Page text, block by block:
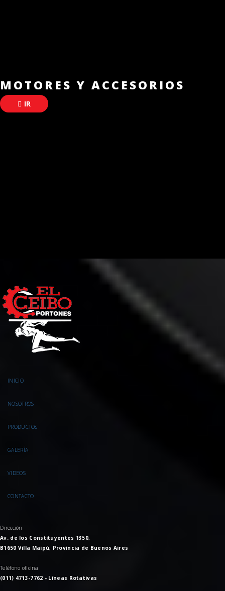
MOTORES Y ACCESORIOS
IR
INICIO
NOSOTROS
PRODUCTOS
GALERÍA
VIDEOS
CONTACTO
Dirección
Av. de los Constituyentes 1350,
B1650 Villa Maipú, Provincia de Buenos Aires
Teléfono oficina
(011) 4713-7762 - Líneas Rotativas